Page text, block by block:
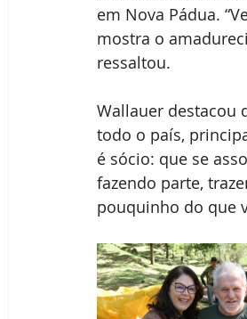
em Nova Pádua.
mostra o
ressaltou.
Wallauer destacou
todo o país,
é sócio: que se
fazendo parte,
pouquinho do que